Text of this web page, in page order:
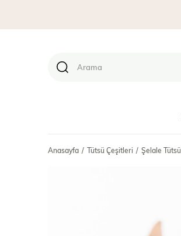
Anasayfa Tütsü Çeşitleri Şelale Tütsü